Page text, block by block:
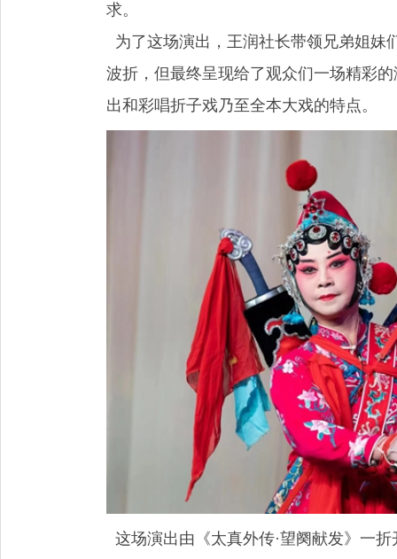
求。
为了这场演出，王润社长带领兄弟姐妹
波折，但最终呈现给了观众们一场精彩
出和彩唱折子戏乃至全本大戏的特点。
这场演出由《太真外传·望阕献发》一